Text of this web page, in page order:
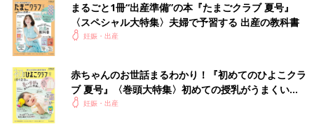
まるごと1冊“出産準備”の本『たまごクラブ 夏号』
〈スペシャル大特集〉夫婦で予習する 出産の教科書
妊娠・出産
赤ちゃんのお世話まるわかり！『初めてのひよこクラ
ブ 夏号』〈巻頭大特集〉初めての授乳がうまくい
く！ おっぱい・ミルクの基本と夏のトラブル 解決テ
妊娠・出産